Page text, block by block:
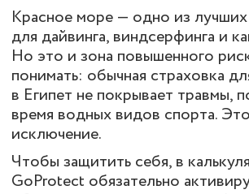
Красное море — одно из
для дайвинга, виндсерфинга и
Но это и зона повышенного
понимать: обычная страховка
в Египет не покрывает травмы,
время водных видов спорта.
исключение.
Чтобы защитить себя, в
GoProtect обязательно